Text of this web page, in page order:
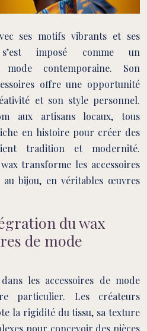
ses motifs vibrants et ses
imposé comme un
contemporaine. Son
offre une opportunité
et son style personnel.
aux artisans locaux, tous
en histoire pour créer des
tradition et modernité.
transforme les accessoires
bijou, en véritables œuvres
du wax
de mode
les accessoires de mode
particulier. Les créateurs
la rigidité du tissu, sa texture
pour concevoir des pièces